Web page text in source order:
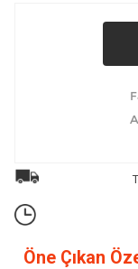
Öne Çıkan